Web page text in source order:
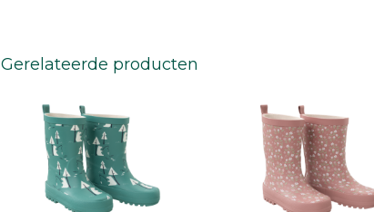
Gerelateerde producten